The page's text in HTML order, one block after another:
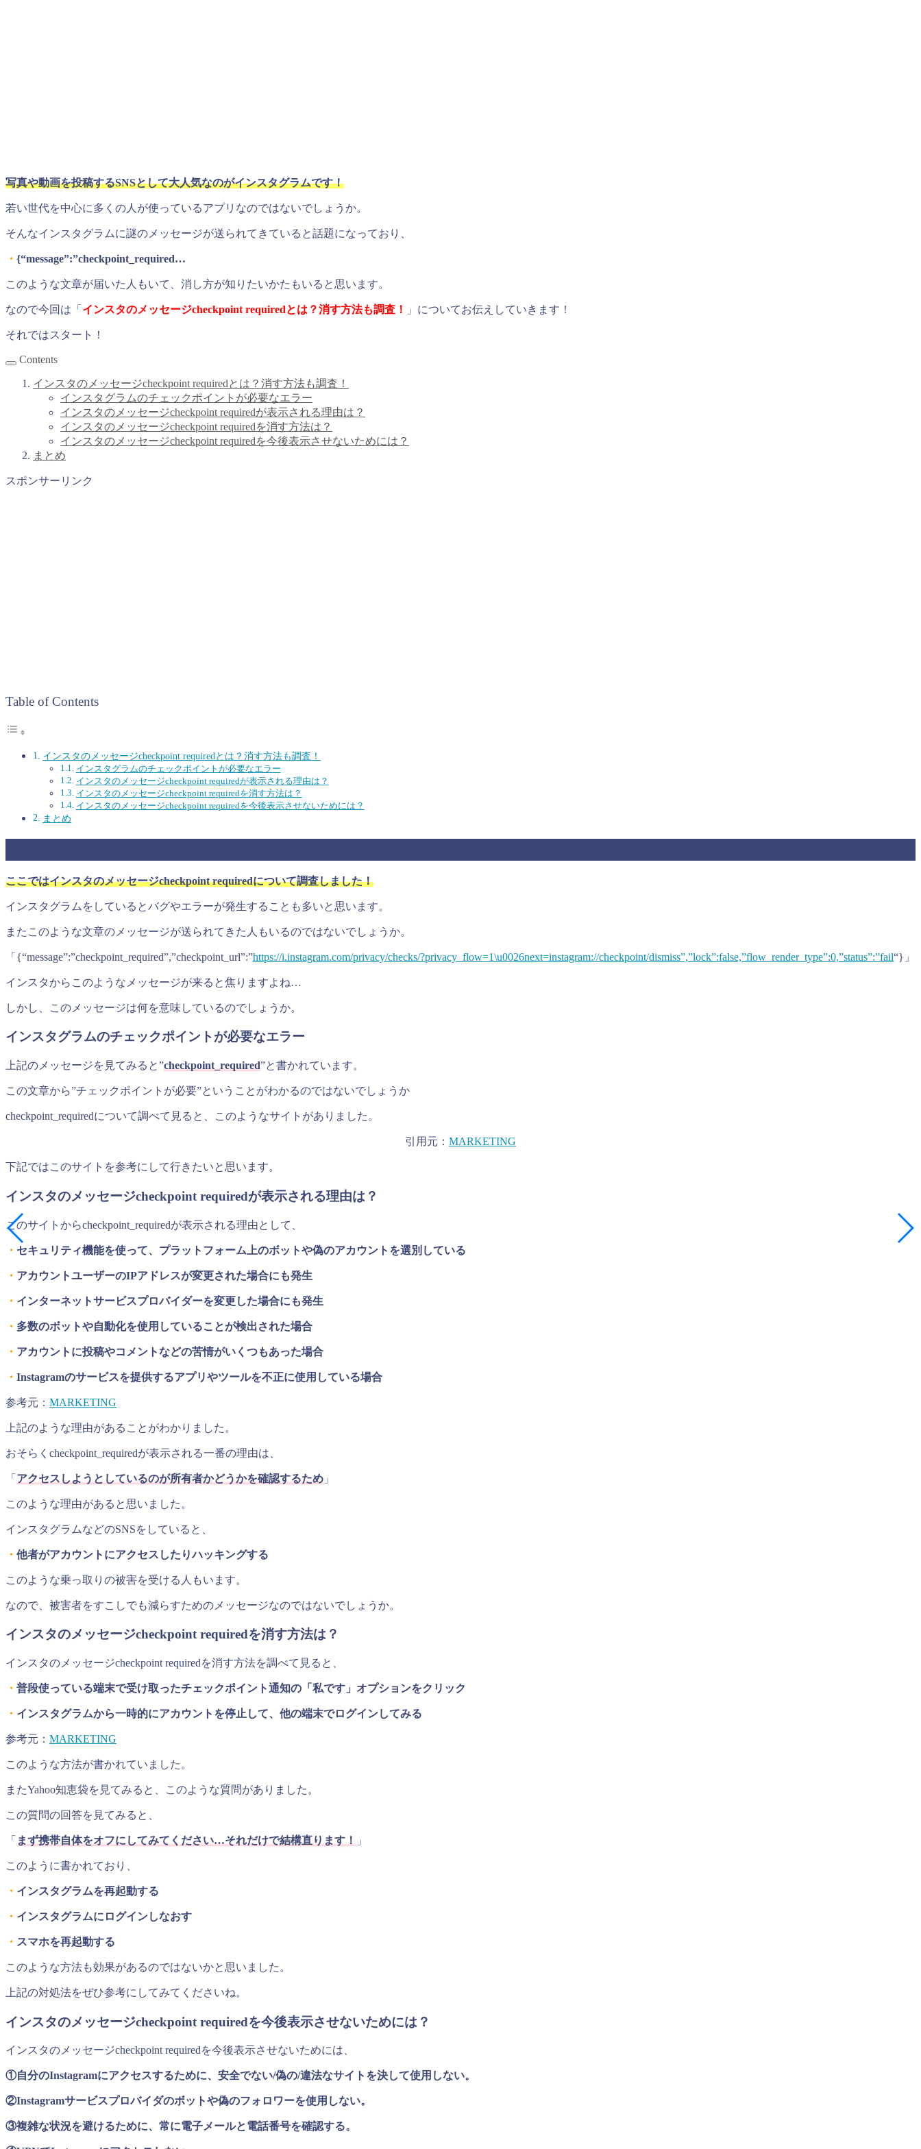
写真や動画を投稿するSNSとして大人気なのがインスタグラムです！
若い世代を中心に多くの人が使っているアプリなのではないでしょうか。
そんなインスタグラムに謎のメッセージが送られてきていると話題になっており、
・ {“message”:”checkpoint_required…
このような文章が届いた人もいて、消し方が知りたいかたもいると思います。
なので今回は「 インスタのメッセージcheckpoint requiredとは？消す方法も調査！ 」についてお伝えしていきます！
それではスタート！
Contents
インスタのメッセージcheckpoint requiredとは？消す方法も調査！
インスタグラムのチェックポイントが必要なエラー
インスタのメッセージcheckpoint requiredが表示される理由は？
インスタのメッセージcheckpoint requiredを消す方法は？
インスタのメッセージcheckpoint requiredを今後表示させないためには？
まとめ
スポンサーリンク
Table of Contents
インスタのメッセージcheckpoint requiredとは？消す方法も調査！
インスタグラムのチェックポイントが必要なエラー
インスタのメッセージcheckpoint requiredが表示される理由は？
インスタのメッセージcheckpoint requiredを消す方法は？
インスタのメッセージcheckpoint requiredを今後表示させないためには？
まとめ
ここではインスタのメッセージcheckpoint requiredについて調査しました！
インスタグラムをしているとバグやエラーが発生することも多いと思います。
またこのような文章のメッセージが送られてきた人もいるのではないでしょうか。
「{“message”:”checkpoint_required”,”checkpoint_url”:”https://i.instagram.com/privacy/checks/?privacy_flow=1\u0026next=instagram://checkpoint/dismiss”,”lock”:false,”flow_render_type”:0,”status”:”fail“}」
インスタからこのようなメッセージが来ると焦りますよね…
しかし、このメッセージは何を意味しているのでしょうか。
インスタグラムのチェックポイントが必要なエラー
上記のメッセージを見てみると”checkpoint_required”と書かれています。
この文章から”チェックポイントが必要”ということがわかるのではないでしょうか
checkpoint_requiredについて調べて見ると、このようなサイトがありました。
引用元： MARKETING
下記ではこのサイトを参考にして行きたいと思います。
インスタのメッセージcheckpoint requiredが表示される理由は？
このサイトからcheckpoint_requiredが表示される理由として、
・ セキュリティ機能を使って、プラットフォーム上のボットや偽のアカウントを選別している
・ アカウントユーザーのIPアドレスが変更された場合にも発生
・ インターネットサービスプロバイダーを変更した場合にも発生
・ 多数のボットや自動化を使用していることが検出された場合
・ アカウントに投稿やコメントなどの苦情がいくつもあった場合
・ Instagramのサービスを提供するアプリやツールを不正に使用している場合
参考元： MARKETING
上記のような理由があることがわかりました。
おそらくcheckpoint_requiredが表示される一番の理由は、
「 アクセスしようとしているのが所有者かどうかを確認するため 」
このような理由があると思いました。
インスタグラムなどのSNSをしていると、
・ 他者がアカウントにアクセスしたりハッキングする
このような乗っ取りの被害を受ける人もいます。
なので、被害者をすこしでも減らすためのメッセージなのではないでしょうか。
インスタのメッセージcheckpoint requiredを消す方法は？
インスタのメッセージcheckpoint requiredを消す方法を調べて見ると、
・ 普段使っている端末で受け取ったチェックポイント通知の「私です」オプションをクリック
・ インスタグラムから一時的にアカウントを停止して、他の端末でログインしてみる
参考元： MARKETING
このような方法が書かれていました。
またYahoo知恵袋を見てみると、このような質問がありました。
この質問の回答を見てみると、
「 まず携帯自体をオフにしてみてください…それだけで結構直ります！ 」
このように書かれており、
・ インスタグラムを再起動する
・ インスタグラムにログインしなおす
・ スマホを再起動する
このような方法も効果があるのではないかと思いました。
上記の対処法をぜひ参考にしてみてくださいね。
インスタのメッセージcheckpoint requiredを今後表示させないためには？
インスタのメッセージcheckpoint requiredを今後表示させないためには、
①自分のInstagramにアクセスするために、安全でない/偽の/違法なサイトを決して使用しない。
②Instagramサービスプロバイダのボットや偽のフォロワーを使用しない。
③複雑な状況を避けるために、常に電子メールと電話番号を確認する。